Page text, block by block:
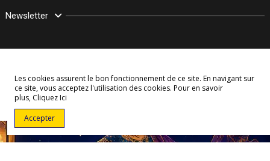
Newsletter
© Copyright 2003–2026 Bollymarket.com - Tous Droits Réservés
Les cookies assurent le bon fonctionnement de ce site. En navigant sur
ce site, vous acceptez l'utilisation des cookies. Pour en savoir
plus, Cliquez Ici
Accepter